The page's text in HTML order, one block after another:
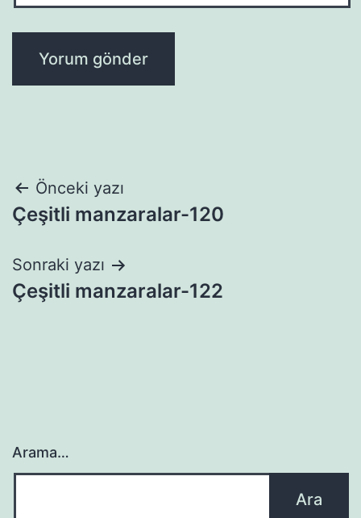
Yazı
gezinmesi
Önceki yazı
Çeşitli manzaralar-120
Sonraki yazı
Çeşitli manzaralar-122
Arama…